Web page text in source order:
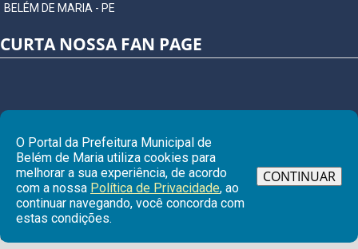
BELÉM DE MARIA - PE
CURTA NOSSA FAN PAGE
© Copyright 2026 Prefeitura Municipal de BELÉM DE MARIA | Todos os
direitos reservados
O Portal da Prefeitura Municipal de
Belém de Maria utiliza cookies para
melhorar a sua experiência, de acordo
com a nossa Política de Privacidade, ao
continuar navegando, você concorda com
estas condições.
CONTINUAR